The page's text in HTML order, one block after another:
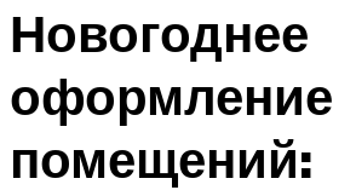
Новогоднее
оформление
помещений: